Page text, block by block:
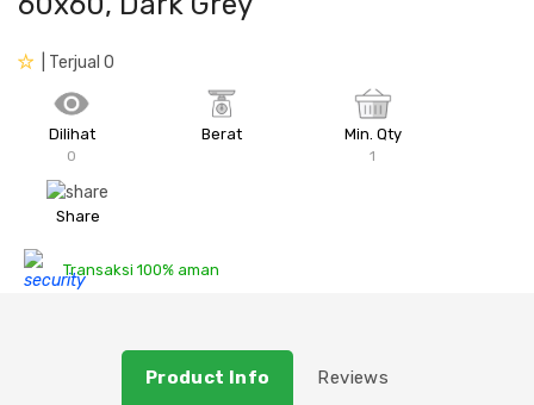
Sanitari & Aksesorisnya
Scaffolding
Besi Profil & Plat
Pompa dan Pipa
| Terjual 0
Dilihat
0
Berat Min. Qty
1
Share
Transaksi 100% aman
Product Info Reviews